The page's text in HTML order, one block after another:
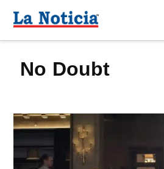
Para mantenerte informado
contenido
Noticia
No Doubt